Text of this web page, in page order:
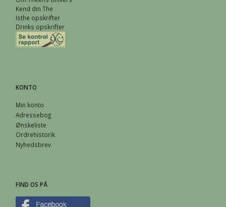
Kend din The
Isthe opskrifter
Drinks opskrifter
KONTO
Min konto
Adressebog
Ønskeliste
Ordrehistorik
Nyhedsbrev
FIND OS PÅ